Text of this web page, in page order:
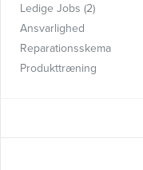
Ledige Jobs (2)
Ansvarlighed
Reparationsskema
Produkttræning